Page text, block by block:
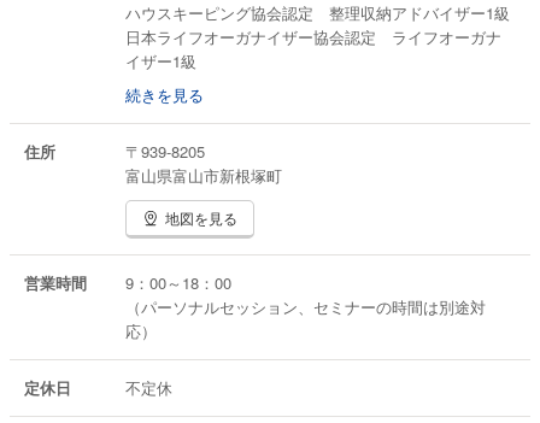
「苦手な人がいなくなる心の持ち方描き方」等
・住宅イベントセミナー
・管理職研修、女性リーダー研修
ハウスキーピング協会認定 整理収納アドバイザー1級
日本ライフオーガナイザー協会認定 ライフオーガナ
イザー1級
笑顔のコーチング認定ファシリテーター
続きを見る
住所
〒939-8205
富山県富山市新根塚町
地図を見る
営業時間
9：00～18：00
（パーソナルセッション、セミナーの時間は別途対
応）
定休日 不定休